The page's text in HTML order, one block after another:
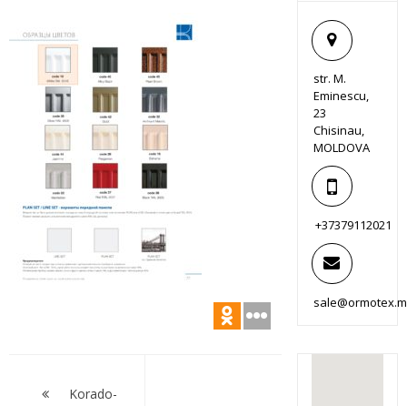
Korado-
str. M.
Eminescu,
23
Chisinau,
MOLDOVA
+37379112021